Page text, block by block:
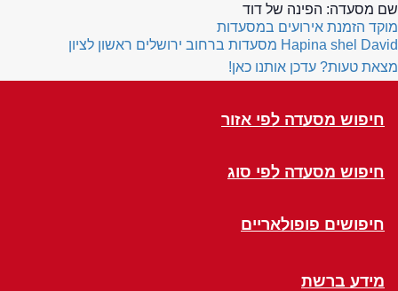
שם מסעדה: הפינה של דוד
מוקד הזמנת אירועים במסעדות
Hapina shel David מסעדות ברחוב ירושלים ראשון לציון
מצאת טעות? עדכן אותנו כאן!
חיפוש מסעדה לפי אזור
חיפוש מסעדה לפי סוג
חיפושים פופולאריים
מידע ברשת